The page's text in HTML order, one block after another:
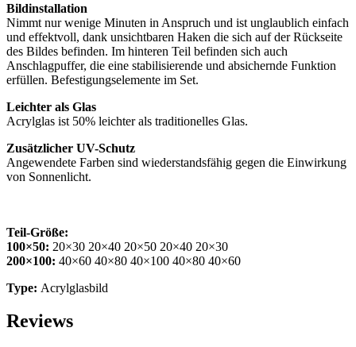
Bildinstallation
Nimmt nur wenige Minuten in Anspruch und ist unglaublich einfach
und effektvoll, dank unsichtbaren Haken die sich auf der Rückseite
des Bildes befinden. Im hinteren Teil befinden sich auch
Anschlagpuffer, die eine stabilisierende und absichernde Funktion
erfüllen. Befestigungselemente im Set.
Leichter als Glas
Acrylglas ist 50% leichter als traditionelles Glas.
Zusätzlicher UV-Schutz
Angewendete Farben sind wiederstandsfähig gegen die Einwirkung
von Sonnenlicht.
Teil-Größe:
100×50: 20×30 20×40 20×50 20×40 20×30
200×100: 40×60 40×80 40×100 40×80 40×60
Type: Acrylglasbild
Reviews